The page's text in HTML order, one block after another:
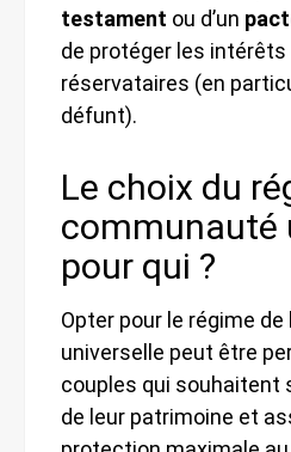
testament ou d’un
de protéger les
réservataires (en
défunt).
Le choix du
communauté
pour qui ?
Opter pour le régime
universelle peut être
couples qui souhaitent
de leur patrimoine et